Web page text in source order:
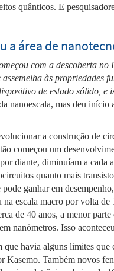
quânticos. E
a área de
com a descoberta
às propriedades
de estado sólido, e
nanoescala, mas deu início
a construção de
começou um
diante, diminuíam a cada
quanto mais
ganhar em
escala macro por volta
de 40 anos, a menor
nanômetros. Isso
que havia alguns limites que
Kasemo. Também novos